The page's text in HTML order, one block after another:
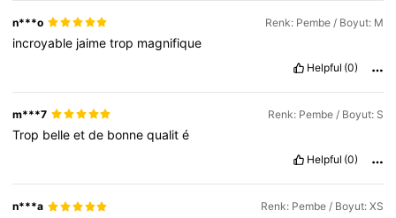
n***o Renk: Pembe / Boyut: M
incroyable jaimetrop magnifique
Helpful (0)
m***7 Renk: Pembe / Boyut: S
Trop belleetde bonnequalité
Helpful (0)
n***a Renk: Pembe / Boyut: XS